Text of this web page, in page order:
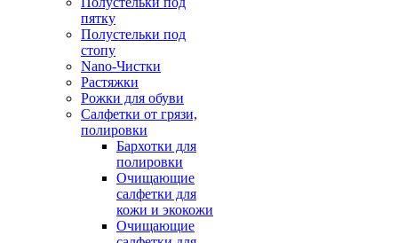
пятку
Полустельки под
стопу
Nano-Чистки
Растяжки
Рожки для обуви
Салфетки от грязи,
полировки
Бархотки для
полировки
Очищающие
салфетки для
кожи и экокожи
Очищающие